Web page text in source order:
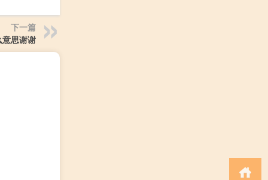
下一篇
思谢谢